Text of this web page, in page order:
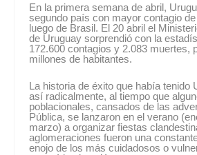
En la primera semana de abril,
segundo país con mayor contagio
luego de Brasil. El 20 abril el
de Uruguay sorprendió con la
172.600 contagios y 2.083 muertes,
millones de habitantes.
La historia de éxito que había tenido
así radicalmente, al tiempo que
poblacionales, cansados de las
Pública, se lanzaron en el verano
marzo) a organizar fiestas
aglomeraciones fueron una
enojo de los más cuidadosos o